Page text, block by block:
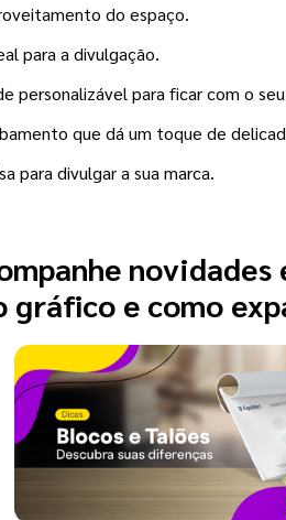
do espaço.
para a divulgação.
personalizável para ficar com o
que dá um toque de
para divulgar a sua marca.
novidades
gráfico e como